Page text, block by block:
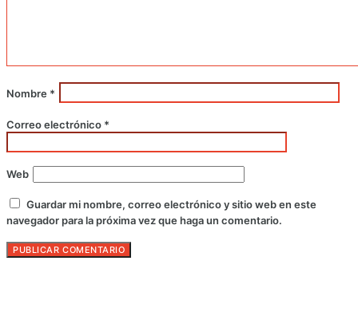
Nombre *
Correo electrónico *
Web
Guardar mi nombre, correo electrónico y sitio web en este
navegador para la próxima vez que haga un comentario.